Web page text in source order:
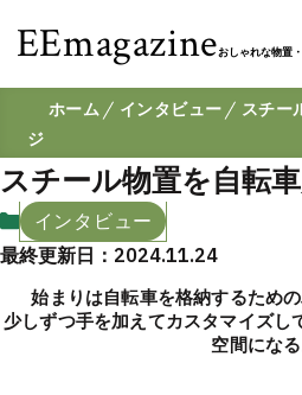
EEmagazineおしゃれな物置
ホーム インタビュー
スチー
ジ
スチール物置を自転
インタビュー
最終更新日：2024.11.24
始まりは自転車を格納するため
少しずつ手を加えてカスタマイズし
空間になる